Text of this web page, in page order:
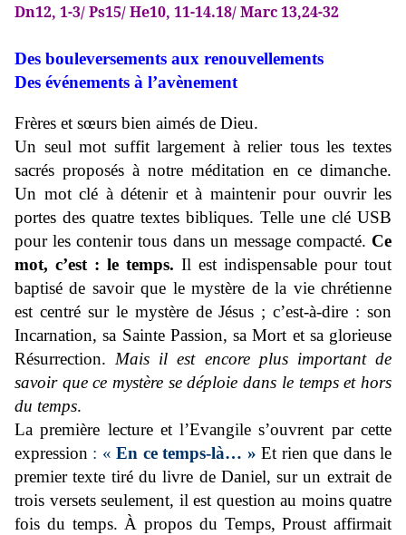
Dn12, 1-3/ Ps15/ He10, 11-14.18/ Marc 13,24-32
Des bouleversements aux renouvellements
Des événements à l’avènement
Frères et sœurs bien aimés de Dieu.
Un seul mot suffit largement à relier tous les textes
sacrés proposés à notre méditation en ce dimanche.
Un mot clé à détenir et à maintenir pour ouvrir les
portes des quatre textes bibliques. Telle une clé USB
pour les contenir tous dans un message compacté. Ce
mot, c’est : le temps. Il est indispensable pour tout
baptisé de savoir que le mystère de la vie chrétienne
est centré sur le mystère de Jésus ; c’est-à-dire : son
Incarnation, sa Sainte Passion, sa Mort et sa glorieuse
Résurrection. Mais il est encore plus important de
savoir que ce mystère se déploie dans le temps et hors
du temps.
La première lecture et l’Evangile s’ouvrent par cette
expression : «En ce temps-là… »Et rien que dans le
premier texte tiré du livre de Daniel, sur un extrait de
trois versets seulement, il est question au moins quatre
fois du temps. À propos du Temps, Proust affirmait